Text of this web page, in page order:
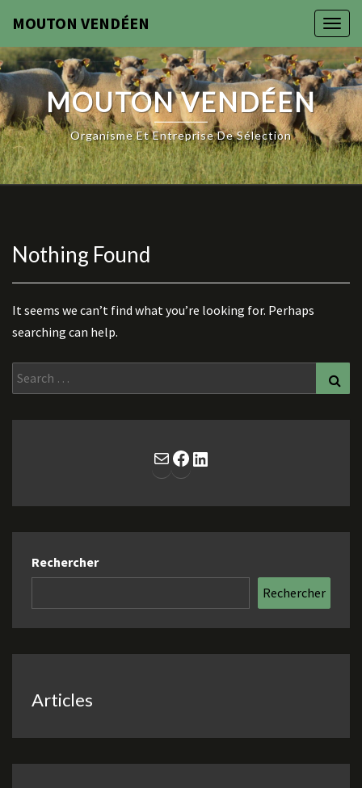
content
MOUTON VENDÉEN
MOUTON VENDÉEN
Organisme Et Entreprise De Sélection
Nothing
Nothing Found
It seems we can’t find what you’re looking for. Perhaps
searching can help.
Search
for:
E-mailFacebook
LinkedIn
Rechercher
Rechercher
Articles